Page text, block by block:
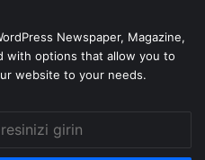
Newspaper, Magazine,
with options that allow you to
website to your needs.